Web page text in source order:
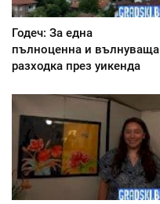
Годеч: За една
пълноценна и вълнуваща
разходка през уикенда